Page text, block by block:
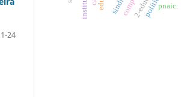
24
pnaic.